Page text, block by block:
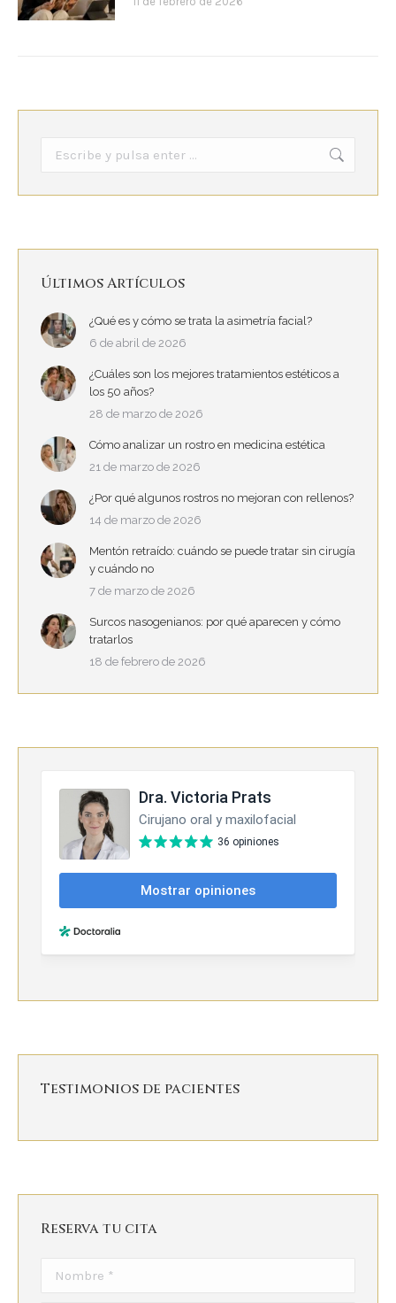
Últimos Artículos
¿Qué es y cómo se trata la asimetría facial?
6 de abril de 2026
¿Cuáles son los mejores tratamientos estéticos a
los 50 años?
28 de marzo de 2026
Cómo analizar un rostro en medicina estética
21 de marzo de 2026
¿Por qué algunos rostros no mejoran con rellenos?
14 de marzo de 2026
Mentón retraído: cuándo se puede tratar sin cirugía
y cuándo no
7 de marzo de 2026
Surcos nasogenianos: por qué aparecen y cómo
tratarlos
18 de febrero de 2026
Testimonios de pacientes
Reserva tu cita